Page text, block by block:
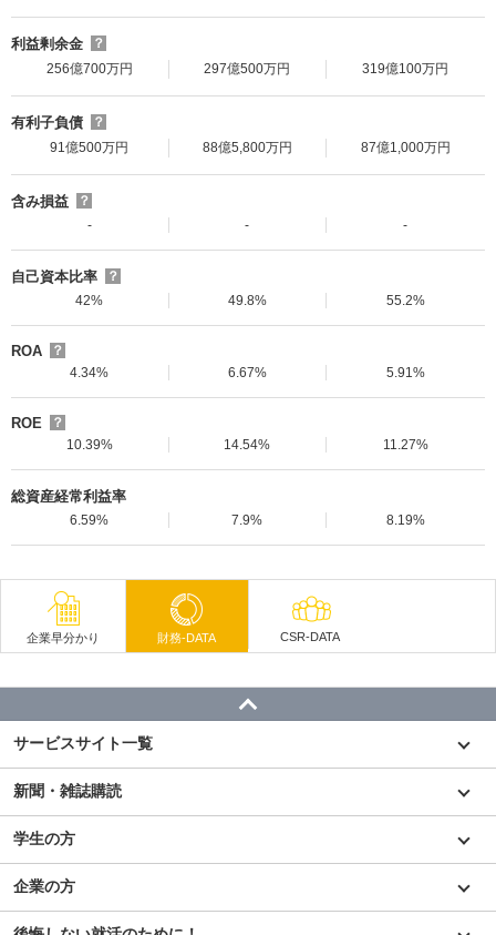
利益剰余金
？
256億700万円
297億500万円 319億100万円
有利子負債
？
91億500万円
88億5,800万円 87億1,000万円
含み損益
？
-
- -
自己資本比率
？
42%
49.8% 55.2%
ROA
？
4.34%
6.67% 5.91%
ROE
？
10.39%
14.54% 11.27%
総資産経常利益率
6.59% 7.9% 8.19%
企業早分かり 財務-DATA CSR-DATA
サービスサイト一覧
新聞・雑誌購読
学生の方
企業の方